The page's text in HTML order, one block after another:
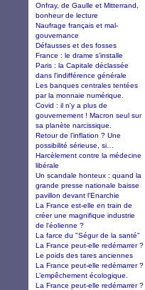
Onfray, de Gaulle et Mitterrand,
bonheur de lecture
Naufrage français et mal-
gouvernance
Défausses et des fosses
France : le drame s'installe
Paris : la Capitale déclassée
dans l'indifférence générale
Les banques centrales tentées
par la monnaie numérique.
Covid : il n'y a plus de
gouvernement ! Macron seul sur
sa planète narcissique.
Retour de l’inflation ? Une
possibilité sérieuse, si…
Harcèlement contre la médecine
libérale
Un scandale honteux : quand la
grande presse nationale baisse
pavillon devant l'Enarchie
La France est-elle en train de
créer une magnifique industrie
de l'éolienne ?
La farce du "Ségur de la santé"
La France peut-elle redémarrer ?
Le poids des tares anciennes
La France peut-elle redémarrer ?
L’empêchement écologique.
La France peut-elle redémarrer ?